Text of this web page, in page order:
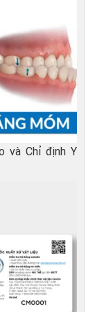
và Chỉ định Y